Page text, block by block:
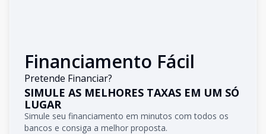
Financiamento Fácil
Pretende Financiar?
SIMULE AS MELHORES TAXAS EM UM SÓ
LUGAR
Simule seu financiamento em minutos com todos os
bancos e consiga a melhor proposta.